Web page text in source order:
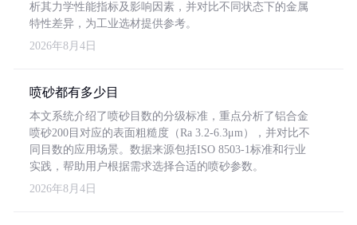
析其力学性能指标及影响因素，并对比不同状态下的金属
特性差异，为工业选材提供参考。
2026年8月4日
喷砂都有多少目
本文系统介绍了喷砂目数的分级标准，重点分析了铝合金
喷砂200目对应的表面粗糙度（Ra 3.2-6.3μm），并对比不
同目数的应用场景。数据来源包括ISO 8503-1标准和行业
实践，帮助用户根据需求选择合适的喷砂参数。
2026年8月4日